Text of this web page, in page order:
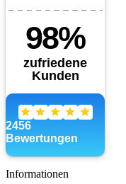
Informationen